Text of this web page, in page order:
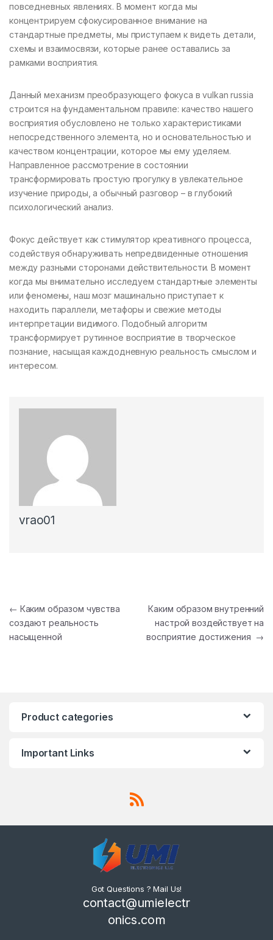
повседневных явлениях. В момент когда мы
концентрируем сфокусированное внимание на
стандартные предметы, мы приступаем к видеть детали,
схемы и взаимосвязи, которые ранее оставались за
рамками восприятия.
Данный механизм преобразующего фокуса в vulkan russia
строится на фундаментальном правиле: качество нашего
восприятия обусловлено не только характеристиками
непосредственного элемента, но и основательностью и
качеством концентрации, которое мы ему уделяем.
Направленное рассмотрение в состоянии
трансформировать простую прогулку в увлекательное
изучение природы, а обычный разговор – в глубокий
психологический анализ.
Фокус действует как стимулятор креативного процесса,
содействуя обнаруживать непредвиденные отношения
между разными сторонами действительности. В момент
когда мы внимательно исследуем стандартные элементы
или феномены, наш мозг машинально приступает к
находить параллели, метафоры и свежие методы
интерпретации видимого. Подобный алгоритм
трансформирует рутинное восприятие в творческое
познание, насыщая каждодневную реальность смыслом и
интересом.
vrao01
Post navigation
← Каким образом чувства
создают реальность
насыщенной
Каким образом внутренний
настрой воздействует на
восприятие достижения →
Product categories
Important Links
Got Questions ? Mail Us!
contact@umielectr
onics.com